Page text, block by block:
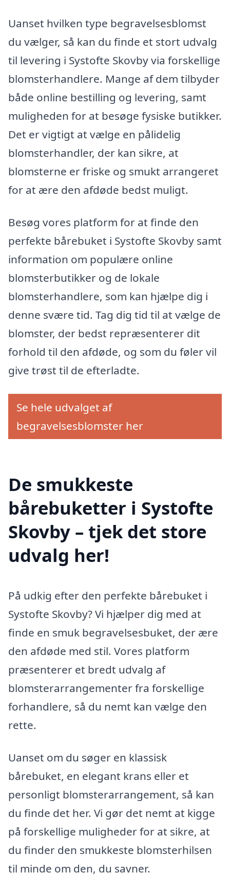
Uanset hvilken type begravelsesblomst
du vælger, så kan du finde et stort udvalg
til levering i Systofte Skovby via forskellige
blomsterhandlere. Mange af dem tilbyder
både online bestilling og levering, samt
muligheden for at besøge fysiske butikker.
Det er vigtigt at vælge en pålidelig
blomsterhandler, der kan sikre, at
blomsterne er friske og smukt arrangeret
for at ære den afdøde bedst muligt.
Besøg vores platform for at finde den
perfekte bårebuket i Systofte Skovby samt
information om populære online
blomsterbutikker og de lokale
blomsterhandlere, som kan hjælpe dig i
denne svære tid. Tag dig tid til at vælge de
blomster, der bedst repræsenterer dit
forhold til den afdøde, og som du føler vil
give trøst til de efterladte.
Se hele udvalget af
begravelsesblomster her
De smukkeste
bårebuketter i Systofte
Skovby – tjek det store
udvalg her!
På udkig efter den perfekte bårebuket i
Systofte Skovby? Vi hjælper dig med at
finde en smuk begravelsesbuket, der ære
den afdøde med stil. Vores platform
præsenterer et bredt udvalg af
blomsterarrangementer fra forskellige
forhandlere, så du nemt kan vælge den
rette.
Uanset om du søger en klassisk
bårebuket, en elegant krans eller et
personligt blomsterarrangement, så kan
du finde det her. Vi gør det nemt at kigge
på forskellige muligheder for at sikre, at
du finder den smukkeste blomsterhilsen
til minde om den, du savner.